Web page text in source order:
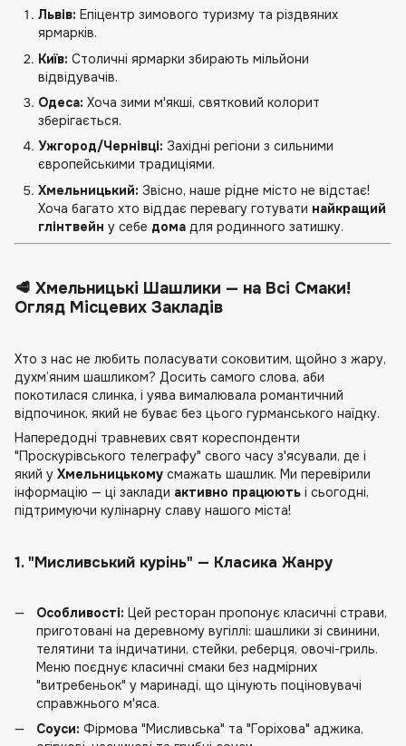
Львів: Епіцентр зимового туризму та різдвяних
ярмарків.
Київ: Столичні ярмарки збирають мільйони
відвідувачів.
Одеса: Хоча зими м'якші, святковий колорит
зберігається.
Ужгород/Чернівці: Західні регіони з сильними
європейськими традиціями.
Хмельницький: Звісно, наше рідне місто не відстає!
Хоча багато хто віддає перевагу готувати найкращий
глінтвейн у себе дома для родинного затишку.
🥩 Хмельницькі Шашлики — на Всі Смаки!
Огляд Місцевих Закладів
Хто з нас не любить поласувати соковитим, щойно з жару,
духм’яним шашликом? Досить самого слова, аби
покотилася слинка, і уява вималювала романтичний
відпочинок, який не буває без цього гурманського наїдку.
Напередодні травневих свят кореспонденти
"Проскурівського телеграфу" свого часу з'ясували, де і
який у Хмельницькому смажать шашлик. Ми перевірили
інформацію — ці заклади активно працюють і сьогодні,
підтримуючи кулінарну славу нашого міста!
1. "Мисливський курінь" — Класика Жанру
Особливості: Цей ресторан пропонує класичні страви,
приготовані на деревному вугіллі: шашлики зі свинини,
телятини та індичатини, стейки, реберця, овочі-гриль.
Меню поєднує класичні смаки без надмірних
"витребеньок" у маринаді, що цінують поціновувачі
справжнього м'яса.
Соуси: Фірмова "Мисливська" та "Горіхова" аджика,